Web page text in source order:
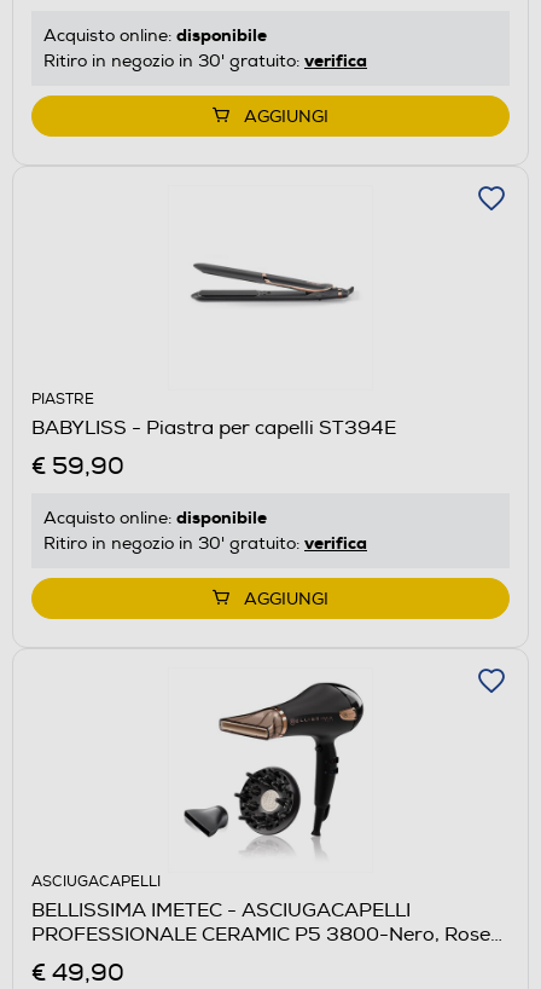
Acquisto online: disponibile
Ritiro in negozio in 30' gratuito: verifica
AGGIUNGI
PIASTRE
BABYLISS - Piastra per capelli ST394E
€ 59,90
Acquisto online: disponibile
Ritiro in negozio in 30' gratuito: verifica
AGGIUNGI
ASCIUGACAPELLI
BELLISSIMA IMETEC - ASCIUGACAPELLI
PROFESSIONALE CERAMIC P5 3800-Nero, Rose
Gold
€ 49,90